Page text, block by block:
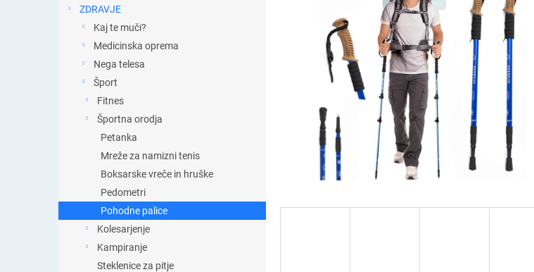
ZDRAVJE
Kaj te muči?
Medicinska oprema
Nega telesa
Šport
Fitnes
Športna orodja
Petanka
Mreže za namizni tenis
Boksarske vreče in hruške
Pedometri
Pohodne palice
Kolesarjenje
Kampiranje
Steklenice za pitje